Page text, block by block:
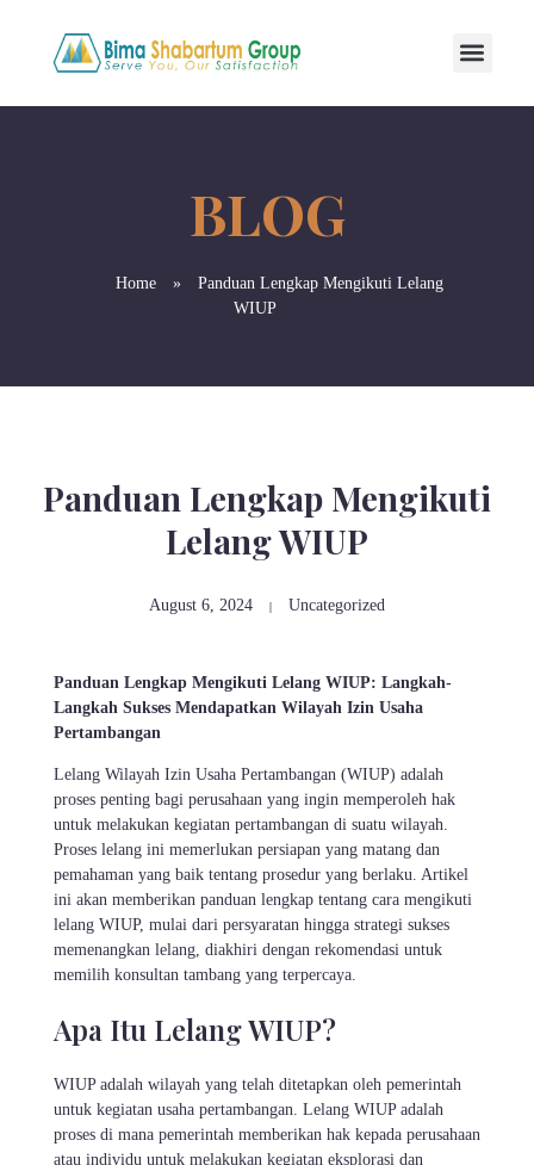
Home »
Panduan Lengkap Mengikuti Lelang
WIUP
Panduan Lengkap Mengikuti
Lelang WIUP
August 6, 2024 Uncategorized
Panduan Lengkap Mengikuti Lelang WIUP: Langkah-
Langkah Sukses Mendapatkan Wilayah Izin Usaha
Pertambangan
Lelang Wilayah Izin Usaha Pertambangan (WIUP) adalah
proses penting bagi perusahaan yang ingin memperoleh hak
untuk melakukan kegiatan pertambangan di suatu wilayah.
Proses lelang ini memerlukan persiapan yang matang dan
pemahaman yang baik tentang prosedur yang berlaku. Artikel
ini akan memberikan panduan lengkap tentang cara mengikuti
lelang WIUP, mulai dari persyaratan hingga strategi sukses
memenangkan lelang, diakhiri dengan rekomendasi untuk
memilih konsultan tambang yang terpercaya.
Apa Itu Lelang WIUP?
WIUP adalah wilayah yang telah ditetapkan oleh pemerintah
untuk kegiatan usaha pertambangan. Lelang WIUP adalah
proses di mana pemerintah memberikan hak kepada perusahaan
atau individu untuk melakukan kegiatan eksplorasi dan